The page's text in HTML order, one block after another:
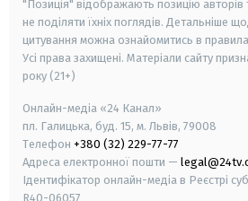
"Позиція" відображають позицію авторів
не поділяти їхніх поглядів. Детальніше
цитування можна ознайомитись в
Усі права захищені. Матеріали сайту
року (21+)
Онлайн-медіа «24 Канал»
пл. Галицька, буд. 15, м. Львів, 79008
Телефон +380 (32) 229-77-77
Адреса електронної пошти —
Ідентифікатор онлайн-медіа в Реєстрі
R40-06057